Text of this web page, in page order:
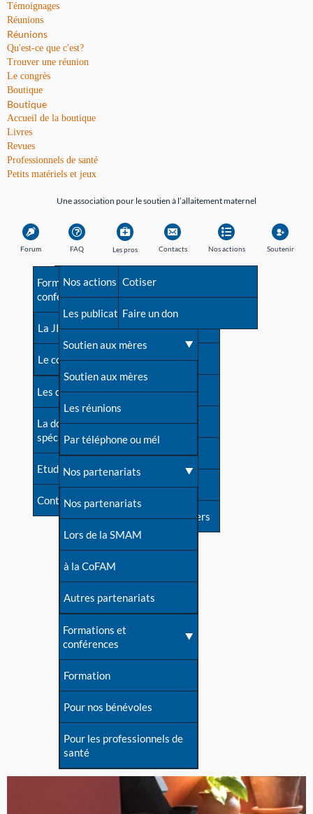
Témoignages
Réunions
Réunions
Qu'est-ce que c'est?
Trouver une réunion
Le congrès
Boutique
Boutique
Accueil de la boutique
Livres
Revues
Professionnels de santé
Petits matériels et jeux
Une association pour le soutien à l’allaitement maternel
Forum FAQ
Avant la naissance
Les débuts
Une difficulté d'allaitement ?
Cas particuliers
Mythes et vérités
Devenir animatrice ?
Une question sur le site
Les pros
Formations et
conférences
La JIA
Le congrès
Les dossiers de l'allaitement
La documentation
spécialisée
Etudes récentes
Contact
Contacts
Besoin d'aide?
Répertoire de tous les
contacts
Contact presse
Dossier de presse
Soutenir LLL
Livre d'or
Forum
S'inscrire à nos newsletters
Nos actions
Nos actions
Les publications
Soutien aux mères
Soutien aux mères
Les réunions
Par téléphone ou mél
Nos partenariats
Nos partenariats
Lors de la SMAM
à la CoFAM
Autres partenariats
Formations et
conférences
Formation
Pour nos bénévoles
Pour les professionnels de
santé
Soutenir
Cotiser
Faire un don